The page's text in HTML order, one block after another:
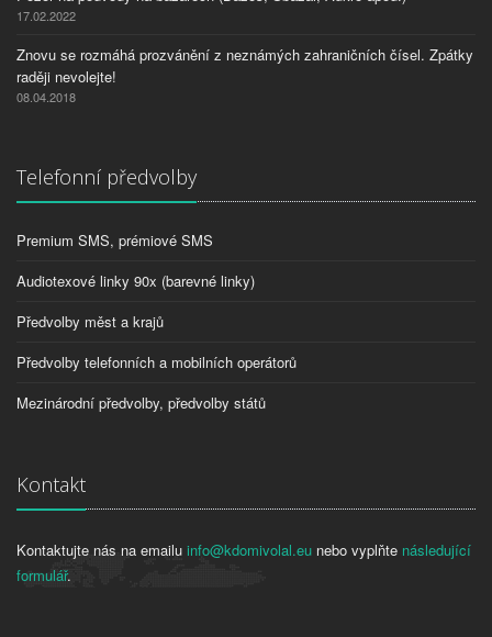
17.02.2022
Znovu se rozmáhá prozvánění z neznámých zahraničních čísel. Zpátky
raději nevolejte!
08.04.2018
Telefonní předvolby
Premium SMS, prémiové SMS
Audiotexové linky 90x (barevné linky)
Předvolby měst a krajů
Předvolby telefonních a mobilních operátorů
Mezinárodní předvolby, předvolby států
Kontakt
Kontaktujte nás na emailu info@kdomivolal.eu nebo vyplňte následující
formulář.